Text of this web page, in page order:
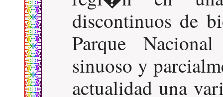
discontinuos de
Parque
sinuoso y
actualidad una